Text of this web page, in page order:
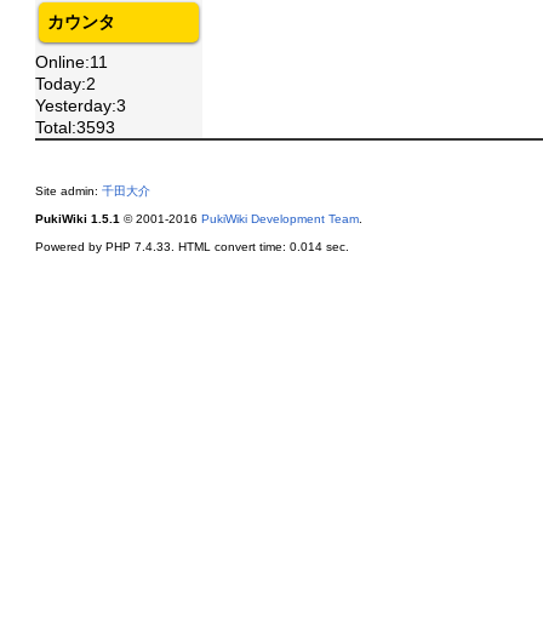
カウンタ
Online:11
Today:2
Yesterday:3
Total:3593
Site admin: 千田大介
PukiWiki 1.5.1 © 2001-2016 PukiWiki Development Team.
Powered by PHP 7.4.33. HTML convert time: 0.014 sec.